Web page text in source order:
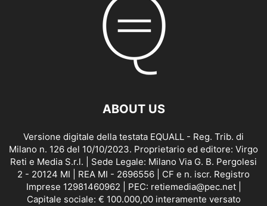
ABOUT US
Versione digitale della testata EQUALL - Reg. Trib. di
Milano n. 126 del 10/10/2023. Proprietario ed editore: Virgo
Reti e Media S.r.l. | Sede Legale: Milano Via G. B. Pergolesi
2 - 20124 MI | REA MI - 2696556 | CF e n. iscr. Registro
Imprese 12981460962 | PEC: retiemedia@pec.net |
Capitale sociale: € 100.000,00 interamente versato